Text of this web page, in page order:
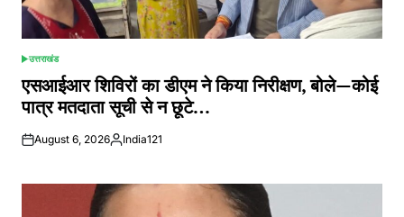
POSTED
IN
उत्तराखंड
एसआईआर शिविरों का डीएम ने किया निरीक्षण, बोले—कोई
पात्र मतदाता सूची से न छूटे…
August 6, 2026Posted
India121